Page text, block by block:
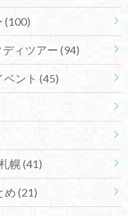
(100)
ィツアー (94)
ント (45)
幌(41)
め (21)